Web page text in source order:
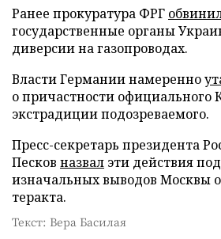
Ранее прокуратура ФРГ
государственные органы
диверсии на газопроводах.
Власти Германии намеренно
о причастности официального
экстрадиции подозреваемого.
Пресс-секретарь президента
Песков назвал эти действия
изначальных выводов Москвы
теракта.
Текст: Вера Басилая